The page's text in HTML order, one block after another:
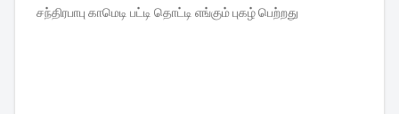
சந்திரபாபு காமெடி பட்டி தொட்டி எங்கும் புகழ் பெற்றது